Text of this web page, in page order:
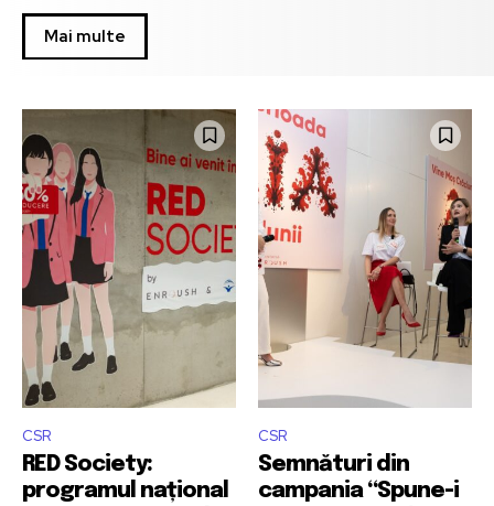
Mai multe
CSR
RED Society:
programul național
CSR
Semnături din
campania “Spune-i